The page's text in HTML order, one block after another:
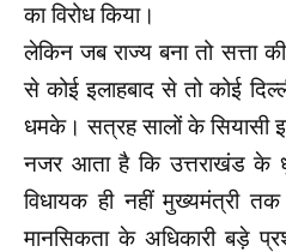
का विरोध किया।
लेकिन जब राज्य बना तो सत्ता
से कोई इलाहबाद से तो कोई
धमके। सत्रह सालों के सियासी
नजर आता है कि उत्तराखंड के
विधायक ही नहीं मुख्यमंत्री तक
मानसिकता के अधिकारी बड़े